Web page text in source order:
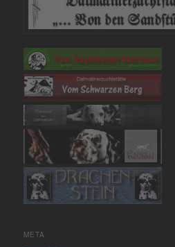
META